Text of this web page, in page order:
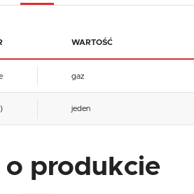
WARTOŚĆ
gaz
jeden
o produkcie
Ci najciekawsze informacje i aktualności na stronach
dotyczących przeglądanej witryny internetowej. Treści
podmiotów trzecich lub firm będących naszymi partnerami